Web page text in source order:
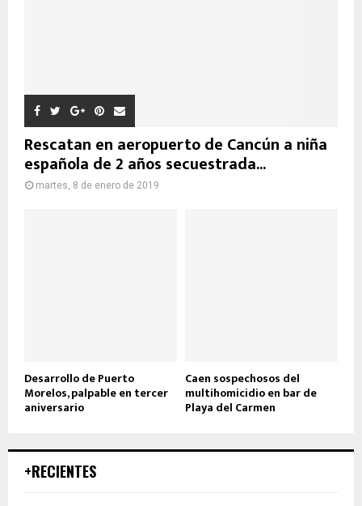
Rescatan en aeropuerto de Cancún a niña
española de 2 años secuestrada...
martes, 8 de enero de 2019
Desarrollo de Puerto
Morelos, palpable en tercer
aniversario
Caen sospechosos del
multihomicidio en bar de
Playa del Carmen
+RECIENTES